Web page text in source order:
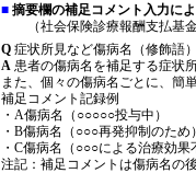
■ 摘要欄の補足コメント入力に
（社会保険診療報酬支払基金
Q 症状所見など傷病名（修飾語
A 患者の傷病名を補足する症状
また、個々の傷病名ごとに、簡
補足コメント記録例
・A傷病名（○○○○○投与中）
・B傷病名（○○○再発抑制のため）
・C傷病名（○○○による治療効果
注記：補足コメントは傷病名の